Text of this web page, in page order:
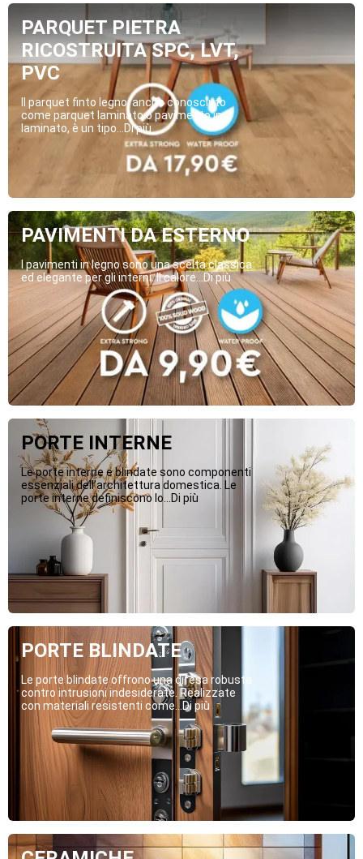
PARQUET PIETRA
RICOSTRUITA SPC, LVT,
PVC
Il parquet finto legno, anche conosciuto
come parquet laminato o pavimento in
laminato, è un tipo...Di più
PAVIMENTI DA ESTERNO
I pavimenti in legno sono una scelta classica
ed elegante per gli interni. Il calore...Di più
PORTE INTERNE
Le porte interne e blindate sono componenti
essenziali dell’architettura domestica. Le
porte interne definiscono lo...Di più
PORTE BLINDATE
Le porte blindate offrono una difesa robusta
contro intrusioni indesiderate. Realizzate
con materiali resistenti come...Di più